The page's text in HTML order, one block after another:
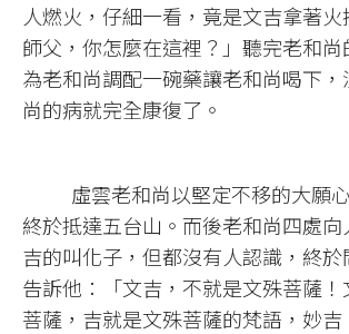
人燃火，仔細一看，竟是文吉拿著
師父，你怎麼在這裡？」聽完老和
為老和尚調配一碗藥讓老和尚喝下
尚的病就完全康復了。
虛雲老和尚以堅定不移的大願心
終於抵達五台山。而後老和尚四處
吉的叫化子，但都沒有人認識，終
告訴他：「文吉，不就是文殊菩薩
菩薩，吉就是文殊菩薩的梵語，妙